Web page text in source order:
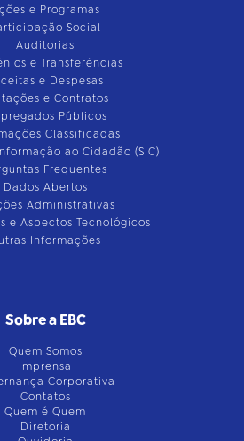
e Programas
Social
Auditorias
e Transferências
e Despesas
e Contratos
Públicos
Classificadas
ao Cidadão (SIC)
Frequentes
Dados Abertos
Administrativas
e Aspectos Tecnológicos
Informações
Sobre a EBC
Quem Somos
Imprensa
Corporativa
Contatos
Quem é Quem
Diretoria